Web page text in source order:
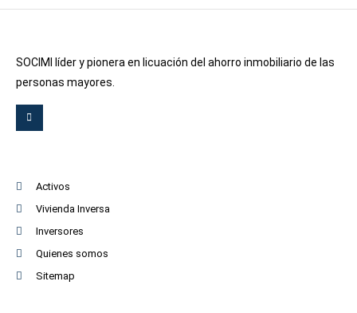
SOCIMI líder y pionera en licuación del ahorro inmobiliario de las
personas mayores.
Activos
Vivienda Inversa
Inversores
Quienes somos
Sitemap